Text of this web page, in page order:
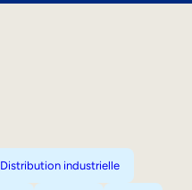
Distribution industrielle